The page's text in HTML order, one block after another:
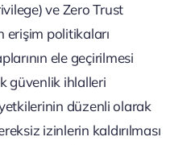
ve Zero Trust
erişim politikaları
ele geçirilmesi
güvenlik ihlalleri
yetkilerinin düzenli olarak
izinlerin kaldırılması